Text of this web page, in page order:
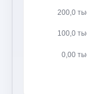
0,00
100,0
200,0